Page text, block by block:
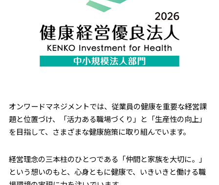
オンワードマネジメントでは、従業員の健康を重要な経営課
題と位置づけ、「活力ある職場づくり」と「生産性の向上」
を目指して、さまざまな健康施策に取り組んでいます。
経営理念の三本柱のひとつである「仲間と家族を大切に。」
という想いのもと、心身ともに健康で、いきいきと働ける職